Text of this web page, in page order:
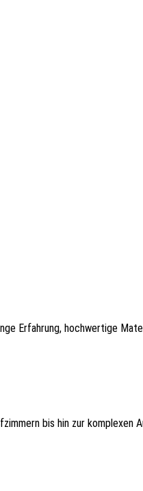
Erfahrung, hochwertige
bis hin zur komplexen